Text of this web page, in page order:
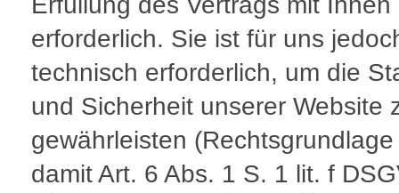
erforderlich. Sie ist für uns
technisch erforderlich, um die
und Sicherheit unserer Website
gewährleisten (Rechtsgrundlage
damit Art. 6 Abs. 1 S. 1 lit. f